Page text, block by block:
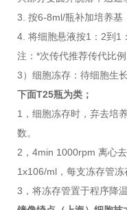
3. 按6-8ml/瓶补加培养基
4. 将细胞悬液按1：2到1
注：*次传代推荐传代比
3）细胞冻存：待细胞生
下面T25瓶为类；
1，细胞冻存时，弃去培
数。
2，4min 1000rpm 离心
1x106/ml，每支冻存管
3，将冻存管置于程序降